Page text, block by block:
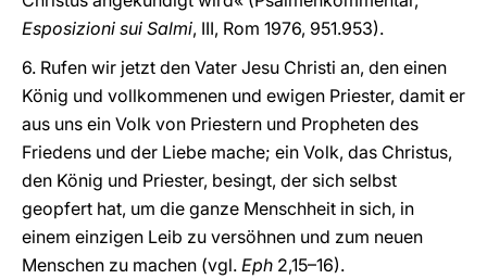
Esposizioni sui Salmi, III, Rom 1976, 951.953).
6. Rufen wir jetzt den Vater Jesu Christi an, den einen
König und vollkommenen und ewigen Priester, damit er
aus uns ein Volk von Priestern und Propheten des
Friedens und der Liebe mache; ein Volk, das Christus,
den König und Priester, besingt, der sich selbst
geopfert hat, um die ganze Menschheit in sich, in
einem einzigen Leib zu versöhnen und zum neuen
Menschen zu machen (vgl. Eph 2,15–16).